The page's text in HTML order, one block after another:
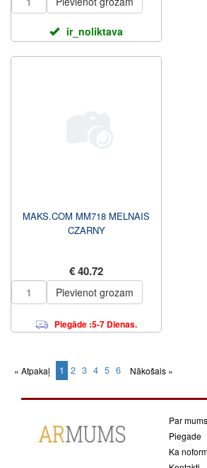
ir_noliktava
MAKS.COM MM718 MELNAIS
CZARNY
€ 40.72
Pievienot grozam
Piegāde :5-7 Dienas.
« Atpakaļ 1 (current)
2 3 4 5 6 Nākošais »
Par mums
Piegade
Ka